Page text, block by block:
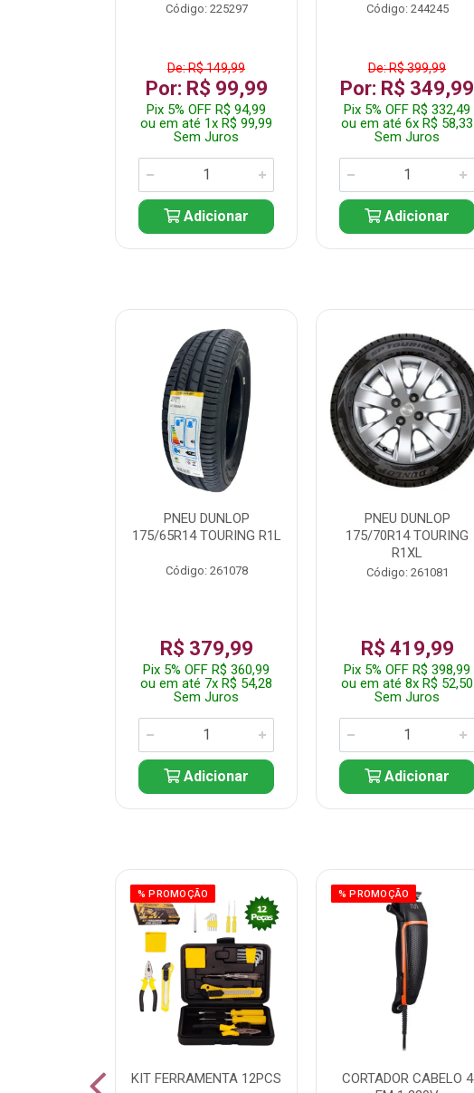
Código: 225297
De: R$ 149,99
Por: R$ 99,99
Pix 5% OFF R$ 94,99
ou em até 1x R$ 99,99
Sem Juros
Adicionar
Código: 244245
De: R$ 399,99
Por: R$ 349,99
Pix 5% OFF R$ 332,49
ou em até 6x R$ 58,33
Sem Juros
Adicionar
PNEU DUNLOP
175/65R14 TOURING R1L
Código: 261078
R$ 379,99
Pix 5% OFF R$ 360,99
ou em até 7x R$ 54,28
Sem Juros
Adicionar
PNEU DUNLOP
175/70R14 TOURING
R1XL
Código: 261081
R$ 419,99
Pix 5% OFF R$ 398,99
ou em até 8x R$ 52,50
Sem Juros
Adicionar
% PROMOÇÃO
KIT FERRAMENTA 12PCS
% PROMOÇÃO
CORTADOR CABELO 4